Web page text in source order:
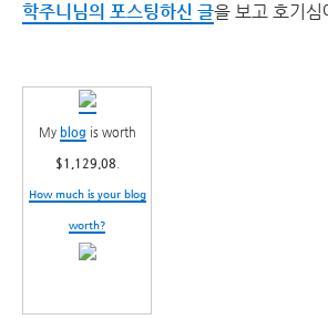
학주니님의 포스팅하신 글을 보고 호기
My blog is worth
$1,129.08.
How much is your blog
worth?